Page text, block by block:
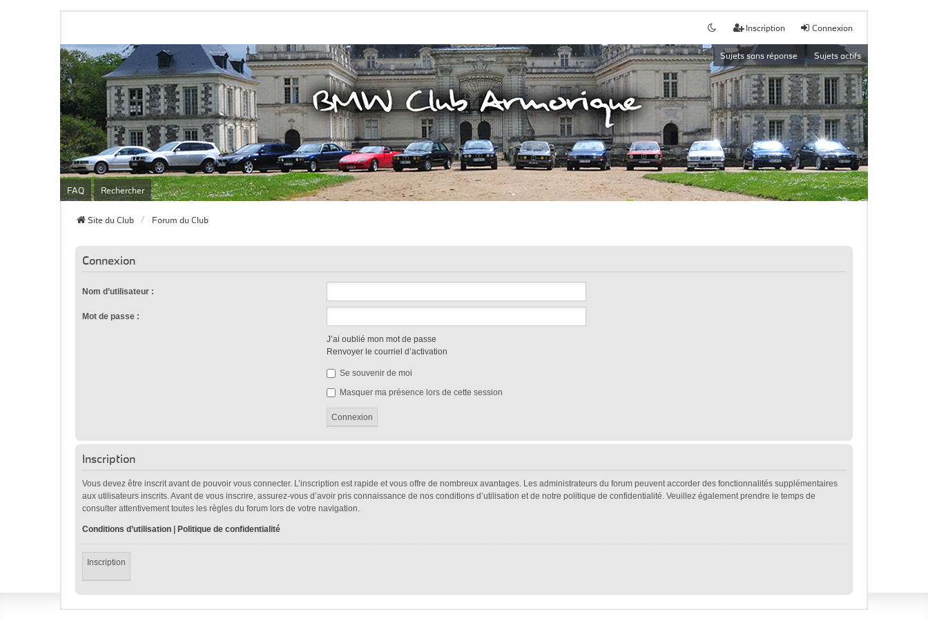
Connexion
Inscription
Sujets sans réponse Sujets actifs
FAQ Rechercher
Site du Club Forum du Club
Connexion
Nom d’utilisateur :
Mot de passe :
J’ai oublié mon mot de passe
Renvoyer le courriel d’activation
Se souvenir de moi
Masquer ma présence lors de cette session
Inscription
Vous devez être inscrit avant de pouvoir vous connecter. L’inscription est rapide et vous offre de nombreux avantages. Les administrateurs du forum peuvent accorder des fonctionnalités supplémentaires
aux utilisateurs inscrits. Avant de vous inscrire, assurez-vous d’avoir pris connaissance de nos conditions d’utilisation et de notre politique de confidentialité. Veuillez également prendre le temps de
consulter attentivement toutes les règles du forum lors de votre navigation.
Conditions d’utilisation Politique de confidentialité
Inscription